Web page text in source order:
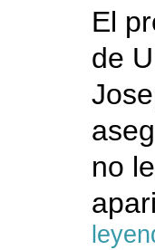
El
de
no